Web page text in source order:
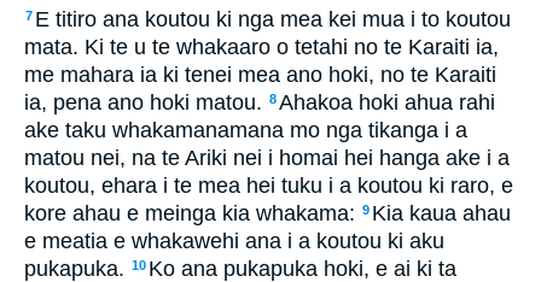
7 E titiro ana koutou ki nga mea kei mua i to koutou
mata. Ki te u te whakaaro o tetahi no te Karaiti ia,
me mahara ia ki tenei mea ano hoki, no te Karaiti
ia, pena ano hoki matou. 8Ahakoa hoki ahua rahi
ake taku whakamanamana mo nga tikanga i a
matou nei, na te Ariki nei i homai hei hanga ake i a
koutou, ehara i te mea hei tuku i a koutou ki raro, e
kore ahau e meinga kia whakama: 9 Kia kaua ahau
e meatia e whakawehi ana i a koutou ki aku
pukapuka. 10 Ko ana pukapuka hoki, e ai ki ta